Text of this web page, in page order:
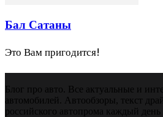
Бал Сатаны
Это Вам пригодится!
Блог про авто. Все актуальные и
автомобилей. Автообзоры, текст
российского автопрома каждый день